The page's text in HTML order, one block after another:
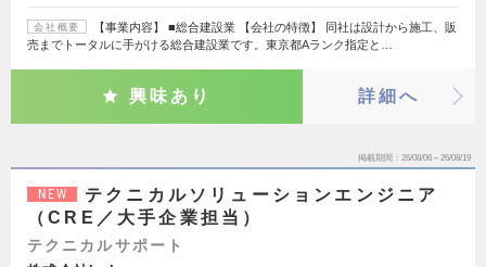
会社概要
【事業内容】 ■総合建設業 【会社の特徴】 同社は設計から施工、販
売までトータルに手がける総合建設業です。東京都Aランク指定と…
興味あり 詳細へ
掲載期間 26/08/06～26/08/19
NEW
テクニカルソリューションエンジニア
（CRE／大手企業担当）
テクニカルサポート